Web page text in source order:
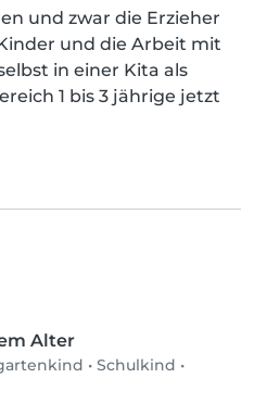
und zwar die Erzieher
und die Arbeit mit
in einer Kita als
1 bis 3 jährige jetzt
Alter
• Schulkind •